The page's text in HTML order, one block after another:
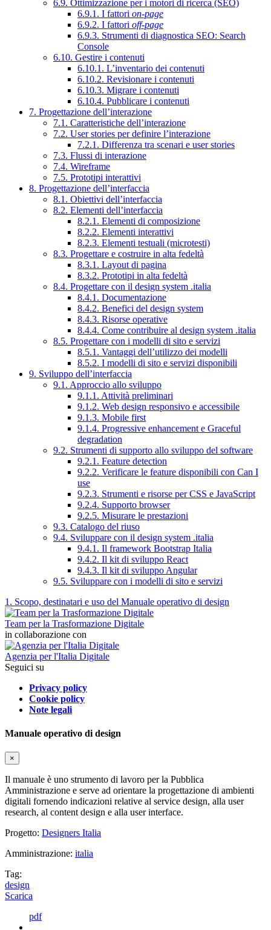
6.9. Ottimizzazione per i motori di ricerca (SEO)
6.9.1. I fattori on-page
6.9.2. I fattori off-page
6.9.3. Strumenti di diagnostica SEO: Search
Console
6.10. Gestire i contenuti
6.10.1. L’inventario dei contenuti
6.10.2. Revisionare i contenuti
6.10.3. Migrare i contenuti
6.10.4. Pubblicare i contenuti
7. Progettazione dell’interazione
7.1. Caratteristiche dell’interazione
7.2. User stories per definire l’interazione
7.2.1. Differenza tra scenari e user stories
7.3. Flussi di interazione
7.4. Wireframe
7.5. Prototipi interattivi
8. Progettazione dell’interfaccia
8.1. Obiettivi dell’interfaccia
8.2. Elementi dell’interfaccia
8.2.1. Elementi di composizione
8.2.2. Elementi interattivi
8.2.3. Elementi testuali (microtesti)
8.3. Progettare e costruire in alta fedeltà
8.3.1. Layout di pagina
8.3.2. Prototipi in alta fedeltà
8.4. Progettare con il design system .italia
8.4.1. Documentazione
8.4.2. Benefici del design system
8.4.3. Risorse operative
8.4.4. Come contribuire al design system .italia
8.5. Progettare con i modelli di sito e servizi
8.5.1. Vantaggi dell’utilizzo dei modelli
8.5.2. I modelli di sito e servizi disponibili
9. Sviluppo dell’interfaccia
9.1. Approccio allo sviluppo
9.1.1. Attività preliminari
9.1.2. Web design responsivo e accessibile
9.1.3. Mobile first
9.1.4. Progressive enhancement e Graceful
degradation
9.2. Strumenti di supporto allo sviluppo del software
9.2.1. Feature detection
9.2.2. Verificare le feature disponibili con Can I
use
9.2.3. Strumenti e risorse per CSS e JavaScript
9.2.4. Supporto browser
9.2.5. Misurare le prestazioni
9.3. Catalogo del riuso
9.4. Sviluppare con il design system .italia
9.4.1. Il framework Bootstrap Italia
9.4.2. Il kit di sviluppo React
9.4.3. Il kit di sviluppo Angular
9.5. Sviluppare con i modelli di sito e servizi
1. Scopo, destinatari e uso del Manuale operativo di design
Team per la Trasformazione Digitale
in collaborazione con
Agenzia per l'Italia Digitale
Seguici su
Privacy policy
Cookie policy
Note legali
Manuale operativo di design
×
Il manuale è uno strumento di lavoro per la Pubblica
Amministrazione e serve ad orientare la progettazione di ambienti
digitali fornendo indicazioni relative al service design, alla user
research, al content design e alla user interface.
Progetto: Designers Italia
Amministrazione: italia
Tag:
design
Scarica
pdf